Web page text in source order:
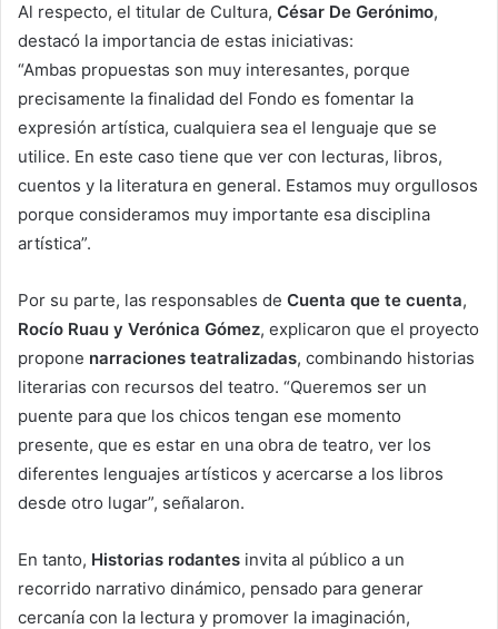
Al respecto, el titular de Cultura, César De Gerónimo,
destacó la importancia de estas iniciativas:
“Ambas propuestas son muy interesantes, porque
precisamente la finalidad del Fondo es fomentar la
expresión artística, cualquiera sea el lenguaje que se
utilice. En este caso tiene que ver con lecturas, libros,
cuentos y la literatura en general. Estamos muy orgullosos
porque consideramos muy importante esa disciplina
artística”.
Por su parte, las responsables de Cuenta que te cuenta,
Rocío Ruau y Verónica Gómez, explicaron que el proyecto
propone narraciones teatralizadas, combinando historias
literarias con recursos del teatro. “Queremos ser un
puente para que los chicos tengan ese momento
presente, que es estar en una obra de teatro, ver los
diferentes lenguajes artísticos y acercarse a los libros
desde otro lugar”, señalaron.
En tanto, Historias rodantes invita al público a un
recorrido narrativo dinámico, pensado para generar
cercanía con la lectura y promover la imaginación,